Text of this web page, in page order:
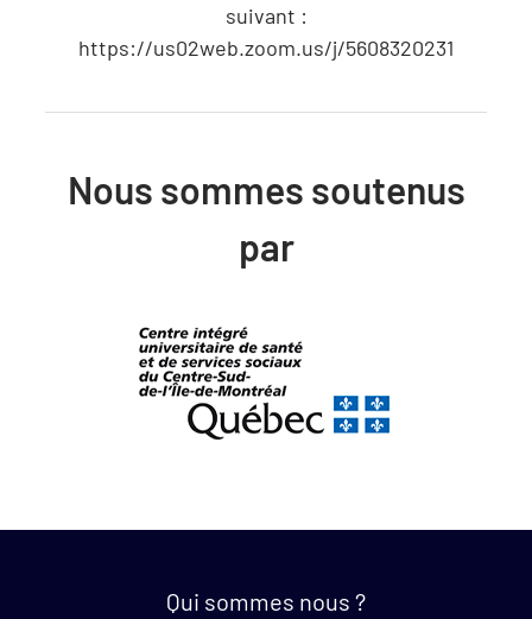
suivant :
https://us02web.zoom.us/j/5608320231
Nous sommes soutenus
par
Quick links:
Qui sommes nous ?